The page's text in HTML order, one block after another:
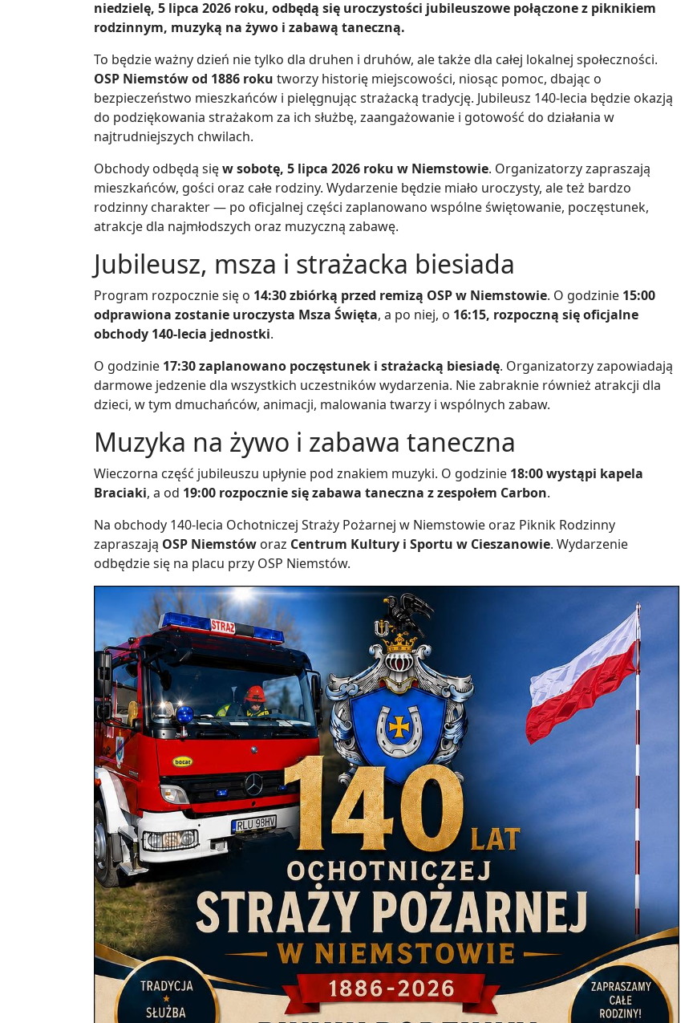
niedzielę, 5 lipca 2026 roku, odbędą się uroczystości jubileuszowe połączone z piknikiem
rodzinnym, muzyką na żywo i zabawą taneczną.
To będzie ważny dzień nie tylko dla druhen i druhów, ale także dla całej lokalnej społeczności.
OSP Niemstów od 1886 roku tworzy historię miejscowości, niosąc pomoc, dbając o
bezpieczeństwo mieszkańców i pielęgnując strażacką tradycję. Jubileusz 140-lecia będzie okazją
do podziękowania strażakom za ich służbę, zaangażowanie i gotowość do działania w
najtrudniejszych chwilach.
Obchody odbędą sięw sobotę, 5 lipca 2026 roku w Niemstowie. Organizatorzy zapraszają
mieszkańców, gości oraz całe rodziny. Wydarzenie będzie miało uroczysty, ale też bardzo
rodzinny charakter — po oficjalnej części zaplanowano wspólne świętowanie, poczęstunek,
atrakcje dla najmłodszych oraz muzyczną zabawę.
Jubileusz, msza i strażacka biesiada
Program rozpocznie się o 14:30 zbiórką przed remizą OSP w Niemstowie. O godzinie 15:00
odprawiona zostanie uroczysta Msza Święta, a po niej, o 16:15, rozpoczną się oficjalne
obchody 140-lecia jednostki.
O godzinie 17:30 zaplanowano poczęstunek i strażacką biesiadę. Organizatorzy zapowiadają
darmowe jedzenie dla wszystkich uczestników wydarzenia. Nie zabraknie również atrakcji dla
dzieci, w tym dmuchańców, animacji, malowania twarzy i wspólnych zabaw.
Muzyka na żywo i zabawa taneczna
Wieczorna część jubileuszu upłynie pod znakiem muzyki. O godzinie 18:00 wystąpi kapela
Braciaki, a od 19:00 rozpocznie się zabawa taneczna z zespołem Carbon.
Na obchody 140-lecia Ochotniczej Straży Pożarnej w Niemstowie oraz Piknik Rodzinny
zapraszają OSP Niemstów oraz Centrum Kultury i Sportu w Cieszanowie. Wydarzenie
odbędzie się na placu przy OSP Niemstów.